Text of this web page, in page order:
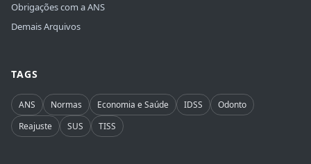
Obrigações com a ANS
Demais Arquivos
TAGS
ANS Normas Economia e Saúde IDSS
Odonto
Reajuste
SUS TISS